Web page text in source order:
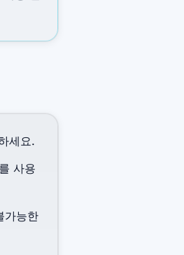
세요.
를 사용
가능한